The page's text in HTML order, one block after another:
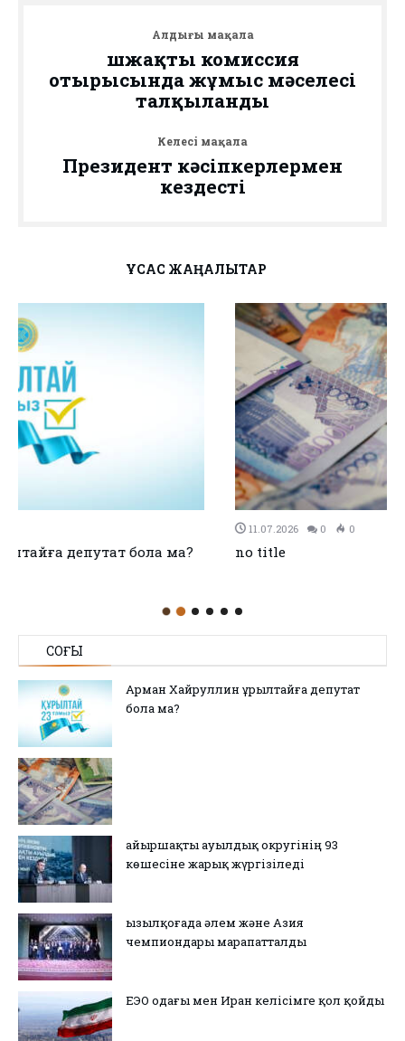
Алдыңғы мақала
Үшжақты комиссия
отырысында жұмыс мәселесі
талқыланды
Келесі мақала
Президент кәсіпкерлермен
кездесті
ҰҚСАС ЖАҢАЛЫҚТАР
no title
СОҢҒЫ
Арман Хайруллин Құрылтайға депутат
бола ма?
Қайыршақты ауылдық округінің 93
көшесіне жарық жүргізіледі
Қызылқоғада әлем және Азия
чемпиондары марапатталды
ЕЭО одағы мен Иран келісімге қол қойды